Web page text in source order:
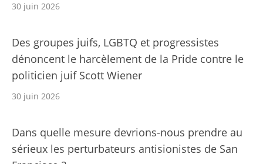
30 juin 2026
Des groupes juifs, LGBTQ et progressistes
dénoncent le harcèlement de la Pride contre le
politicien juif Scott Wiener
30 juin 2026
Dans quelle mesure devrions-nous prendre au
sérieux les perturbateurs antisionistes de San